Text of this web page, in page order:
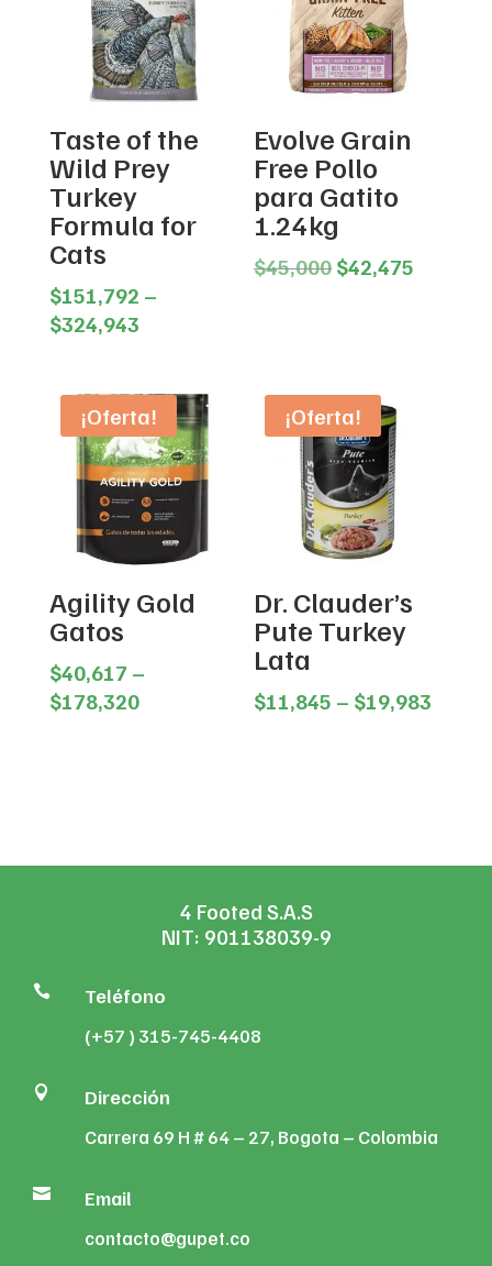
Taste of the
Wild Prey
Turkey
Formula for
Cats
$151,792 –
$324,943Price
through
$324,943
Evolve Grain
Free Pollo
para Gatito
1.24kg
$45,000 Original
$42,475
¡Oferta!
Agility Gold
Gatos
$40,617 –
$178,320Price
¡Oferta!
Dr. Clauder’s
Pute Turkey
Lata
$11,845 – $19,983
4 Footed S.A.S
NIT: 901138039-9
 Teléfono
(+57 ) 315-745-4408
 Dirección
Carrera 69 H # 64 – 27, Bogota – Colombia
 Email
contacto@gupet.co